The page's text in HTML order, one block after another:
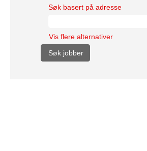
Søk basert på adresse
Vis flere alternativer